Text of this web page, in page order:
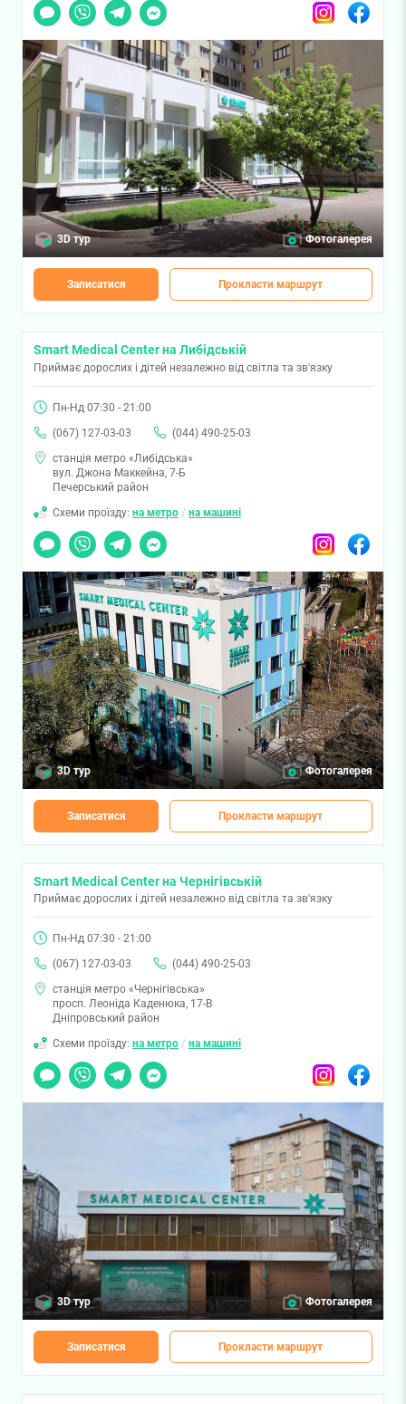
Чат
Viber TelegramMessenger InstagramFacebook
3D тур Фотогалерея
Записатися Прокласти маршрут
Smart Medical Center на Либідській
Приймає дорослих і дітей незалежно від світла та зв'язку
Пн-Нд 07:30 - 21:00
(067) 127-03-03
(044) 490-25-03
станція метро «Либідська»
вул. Джона Маккейна, 7-Б
Печерський район
Схеми проїзду: на метро / на машині
Чат
Viber TelegramMessenger InstagramFacebook
3D тур Фотогалерея
Записатися Прокласти маршрут
Smart Medical Center на Чернігівській
Приймає дорослих і дітей незалежно від світла та зв'язку
Пн-Нд 07:30 - 21:00
(067) 127-03-03
(044) 490-25-03
станція метро «Чернігівська»
просп. Леоніда Каденюка, 17-В
Дніпровський район
Схеми проїзду: на метро / на машині
Чат
Viber TelegramMessenger InstagramFacebook
3D тур Фотогалерея
Записатися Прокласти маршрут